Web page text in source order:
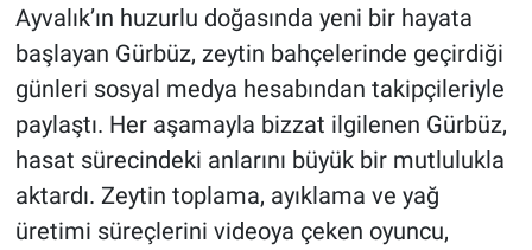
Ayvalık’ın huzurlu doğasında yeni bir hayata
başlayan Gürbüz, zeytin bahçelerinde geçirdiği
günleri sosyal medya hesabından takipçileriyle
paylaştı. Her aşamayla bizzat ilgilenen Gürbüz,
hasat sürecindeki anlarını büyük bir mutlulukla
aktardı. Zeytin toplama, ayıklama ve yağ
üretimi süreçlerini videoya çeken oyuncu,